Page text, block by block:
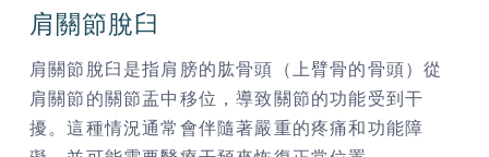
肩關節脫臼
肩關節脫臼是指肩膀的肱骨頭（上臂骨的骨頭）從
肩關節的關節盂中移位，導致關節的功能受到干
擾。這種情況通常會伴隨著嚴重的疼痛和功能障